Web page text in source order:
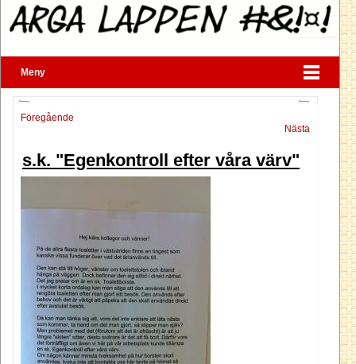
Meny
Föregående
Nästa
s.k. "Egenkontroll efter våra värv"